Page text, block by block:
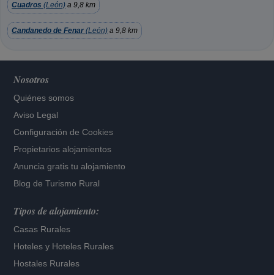
Cuadros (León) a 9,8 km
Candanedo de Fenar (León) a 9,8 km
Nosotros
Quiénes somos
Aviso Legal
Configuración de Cookies
Propietarios alojamientos
Anuncia gratis tu alojamiento
Blog de Turismo Rural
Tipos de alojamiento:
Casas Rurales
Hoteles y Hoteles Rurales
Hostales Rurales